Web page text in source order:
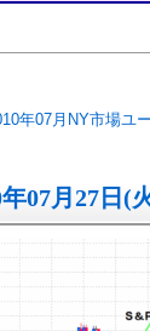
年07月NY市場ユ
年07月27日(